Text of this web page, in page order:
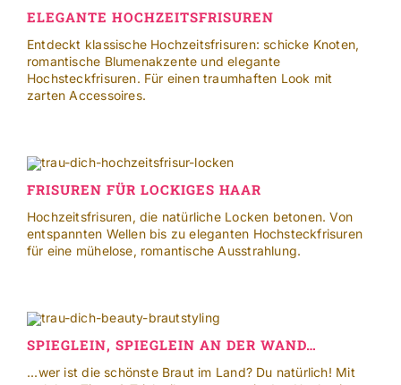
ELEGANTE HOCHZEITSFRISUREN
Entdeckt klassische Hochzeitsfrisuren: schicke Knoten,
romantische Blumenakzente und elegante
Hochsteckfrisuren. Für einen traumhaften Look mit
zarten Accessoires.
FRISUREN FÜR LOCKIGES HAAR
Hochzeitsfrisuren, die natürliche Locken betonen. Von
entspannten Wellen bis zu eleganten Hochsteckfrisuren
für eine mühelose, romantische Ausstrahlung.
SPIEGLEIN, SPIEGLEIN AN DER WAND…
...wer ist die schönste Braut im Land? Du natürlich! Mit